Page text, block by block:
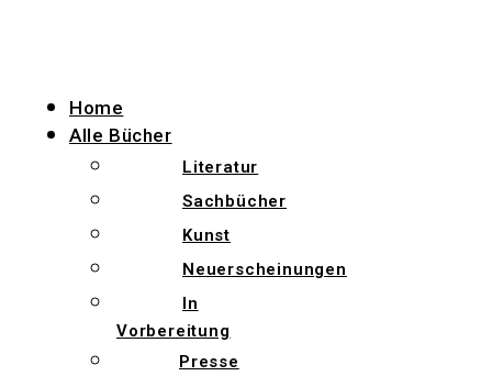
Home
Alle Bücher
Literatur
Sachbücher
Kunst
Neuerscheinungen
In
Vorbereitung
Presse